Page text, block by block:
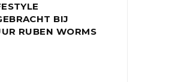
BIJ
RUBEN WORMS